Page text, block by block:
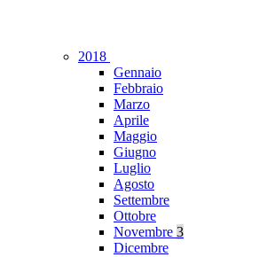
2018
Gennaio
Febbraio
Marzo
Aprile
Maggio
Giugno
Luglio
Agosto
Settembre
Ottobre
Novembre 3
Dicembre